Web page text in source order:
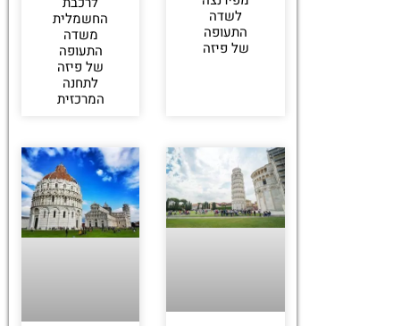
לשדה
התעופה
של פיזה
החשמלית
משדה
התעופה
של פיזה
לתחנה
המרכזית